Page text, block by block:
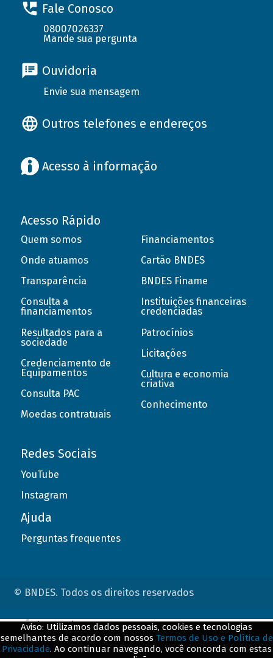
Fale Conosco
08007026337
Mande sua pergunta
Ouvidoria
Envie sua mensagem
Outros telefones e endereços
Acesso à informação
Acesso Rápido
Quem somos
Onde atuamos
Transparência
Consulta a
financiamentos
Resultados para a
sociedade
Credenciamento de
Equipamentos
Consulta PAC
Moedas contratuais
Financiamentos
Cartão BNDES
BNDES Finame
Instituições financeiras
credenciadas
Patrocínios
Licitações
Cultura e economia
criativa
Conhecimento
Redes Sociais
YouTube
Instagram
Ajuda
Perguntas frequentes
© BNDES. Todos os direitos reservados
Aviso: Utilizamos dados pessoais, cookies e tecnologias
semelhantes de acordo com nossos Termos de Uso e Política de
Privacidade. Ao continuar navegando, você concorda com estas
ConteÃºdo complementar
${title}${badge}